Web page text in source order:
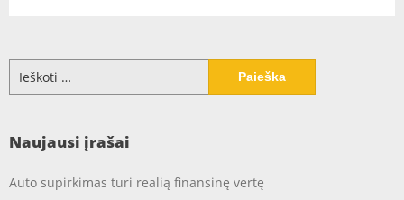
Naujausi įrašai
Auto supirkimas turi realią finansinę vertę